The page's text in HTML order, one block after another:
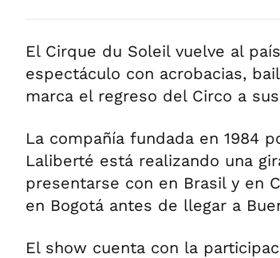
El Cirque du Soleil vuelve al
espectáculo con acrobacias,
marca el regreso del Circo a
La compañía fundada en 1984
Laliberté está realizando una
presentarse con en Brasil y en
en Bogotá antes de llegar a
El show cuenta con la